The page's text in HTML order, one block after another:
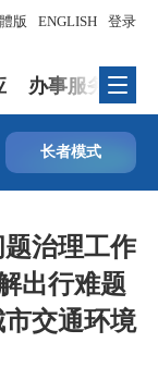
登录
版 ENGLISH
办事服务
长者模式
治理工作
出行难题
交通环境